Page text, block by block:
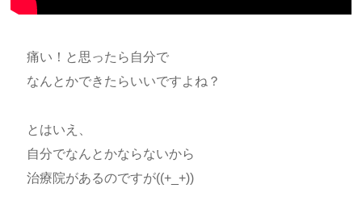
痛い！と思ったら自分で
なんとかできたらいいですよね？
とはいえ、
自分でなんとかならないから
治療院があるのですが((+_+))